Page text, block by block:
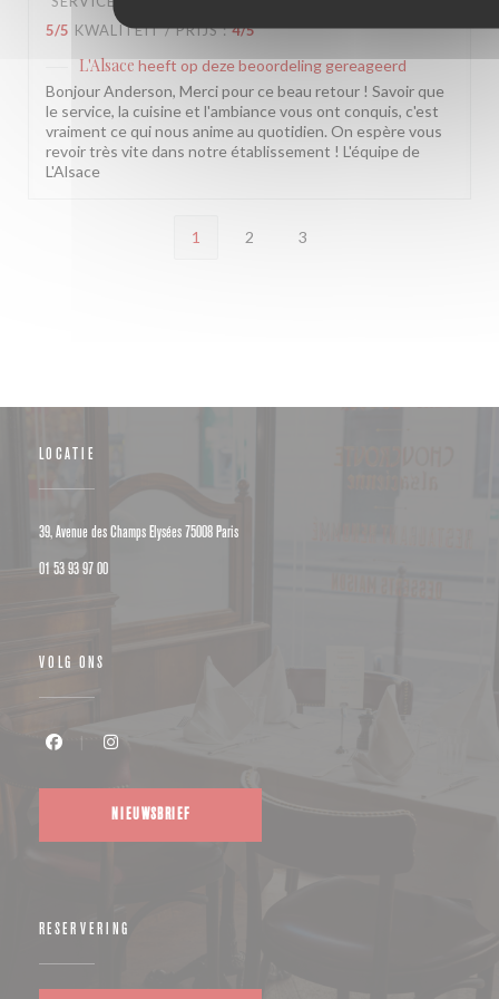
5/5 KWALITEIT / PRIJS: 4/5
L'Alsace heeft op deze beoordeling gereageerd
Bonjour Anderson, Merci pour ce beau retour ! Savoir que
le service, la cuisine et l'ambiance vous ont conquis, c'est
vraiment ce qui nous anime au quotidien. On espère vous
revoir très vite dans notre établissement ! L'équipe de
L'Alsace
1 2 3
LOCATIE
39, Avenue des Champs Elysées 75008 Paris((opent in een nieuw venster))
01 53 93 97 00
VOLG ONS
NIEUWSBRIEF
RESERVERING